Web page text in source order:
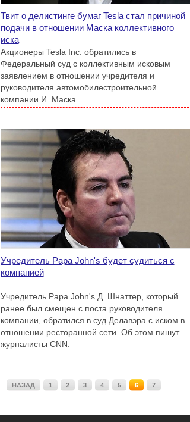
Твит о делистинге бумаг Tesla стал причиной
подачи в отношении Маска коллективного
иска
Акционеры Tesla Inc. обратились в
Федеральный суд с коллективным исковым
заявлением в отношении учредителя и
руководителя автомобилестроительной
компании И. Маска.
Учредитель Papa John's будет судиться с
компанией
Учредитель Papa John's Д. Шнаттер, который
ранее был смещен с поста руководителя
компании, обратился в суд Делавэра с иском в
отношении ресторанной сети. Об этом пишут
журналисты CNN.
НАЗАД 1 2 3 4 5 6 7